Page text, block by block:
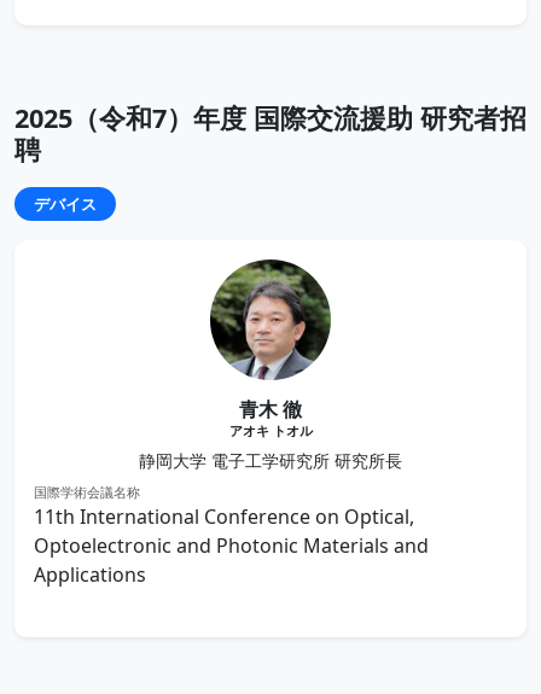
2025（令和7）年度 国際交流援助 研究者招
聘
デバイス
青木 徹
アオキ トオル
静岡大学 電子工学研究所 研究所長
国際学術会議名称
11th International Conference on Optical,
Optoelectronic and Photonic Materials and
Applications